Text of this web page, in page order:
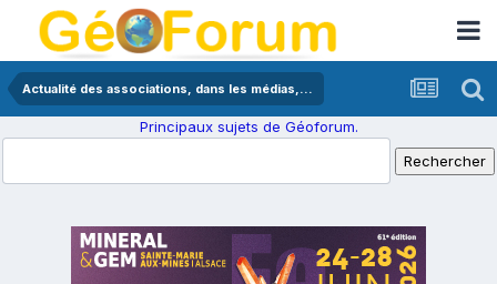
Actualité des associations, dans les médias,...
Principaux sujets de Géoforum.